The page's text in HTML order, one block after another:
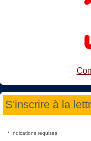
S'inscrire à la
* Indications requises